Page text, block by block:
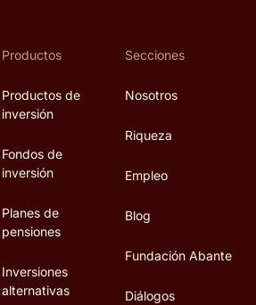
Productos
Productos de
inversión
Fondos de
inversión
Planes de
pensiones
Inversiones
alternativas
Secciones
Nosotros
Riqueza
Empleo
Blog
Fundación Abante
Diálogos